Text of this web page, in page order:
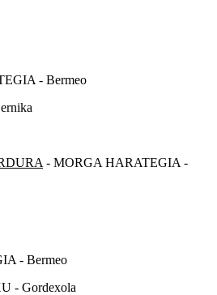
- Bermeo
- MORGA HARATEGIA -
- Bermeo
- Gordexola